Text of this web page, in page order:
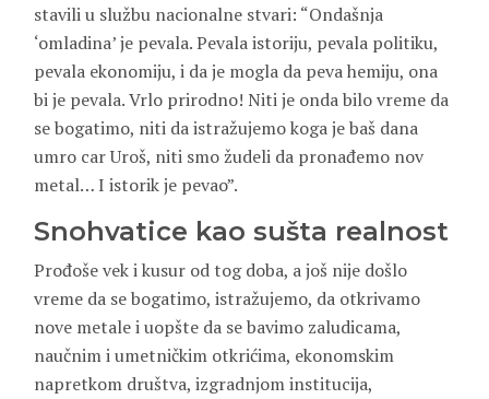
stavili u službu nacionalne stvari: “Ondašnja
‘omladina’ je pevala. Pevala istoriju, pevala politiku,
pevala ekonomiju, i da je mogla da peva hemiju, ona
bi je pevala. Vrlo prirodno! Niti je onda bilo vreme da
se bogatimo, niti da istražujemo koga je baš dana
umro car Uroš, niti smo žudeli da pronađemo nov
metal… I istorik je pevao”.
Snohvatice kao sušta realnost
Prođoše vek i kusur od tog doba, a još nije došlo
vreme da se bogatimo, istražujemo, da otkrivamo
nove metale i uopšte da se bavimo zaludicama,
naučnim i umetničkim otkrićima, ekonomskim
napretkom društva, izgradnjom institucija,